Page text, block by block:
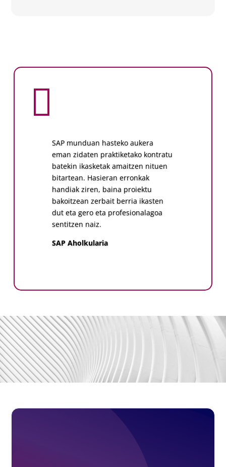

SAP munduan hasteko aukera
eman zidaten praktiketako kontratu
batekin ikasketak amaitzen nituen
bitartean. Hasieran erronkak
handiak ziren, baina proiektu
bakoitzean zerbait berria ikasten
dut eta gero eta profesionalagoa
sentitzen naiz.
SAP Aholkularia